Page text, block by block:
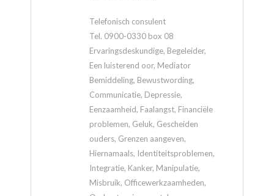
Telefonisch consulent
Tel. 0900-0330 box 08
Ervaringsdeskundige, Begeleider,
Een luisterend oor, Mediator
Bemiddeling, Bewustwording,
Communicatie, Depressie,
Eenzaamheid, Faalangst, Financiële
problemen, Geluk, Gescheiden
ouders, Grenzen aangeven,
Hiernamaals, Identiteitsproblemen,
Integratie, Kanker, Manipulatie,
Misbruik, Officewerkzaamheden,